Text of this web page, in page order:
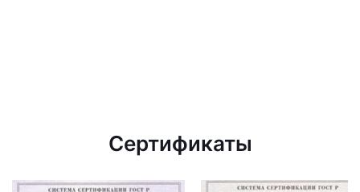
Сертификаты